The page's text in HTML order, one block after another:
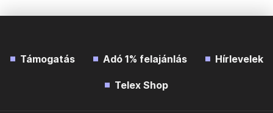
Támogatás Adó 1% felajánlás Hírlevelek
Telex Shop